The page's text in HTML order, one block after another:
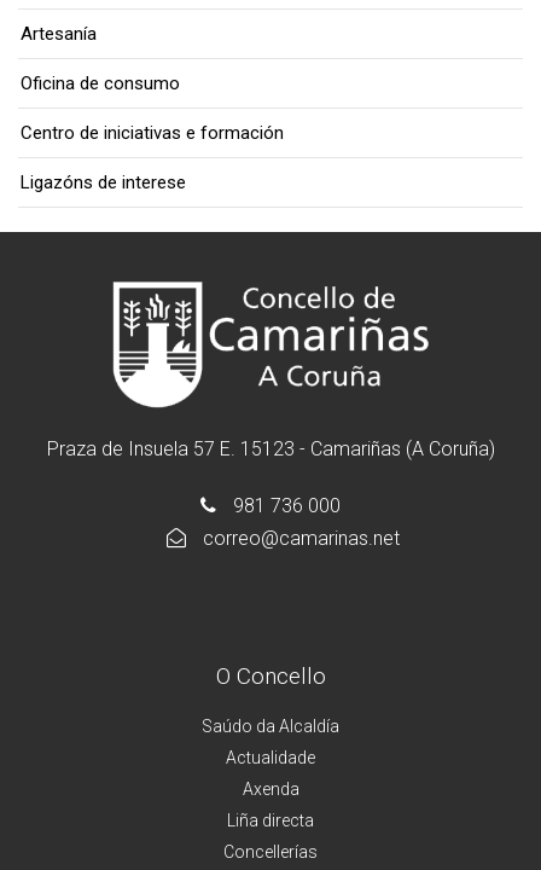
Artesanía
Oficina de consumo
Centro de iniciativas e formación
Ligazóns de interese
Praza de Insuela 57 E. 15123 - Camariñas (A Coruña)
981 736 000
correo@camarinas.net
O Concello
Saúdo da Alcaldía
Actualidade
Axenda
Liña directa
Concellerías